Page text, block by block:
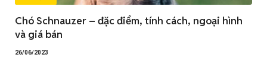
Chó Schnauzer – đặc điểm, tính cách, ngoại hình
và giá bán
26/06/2023